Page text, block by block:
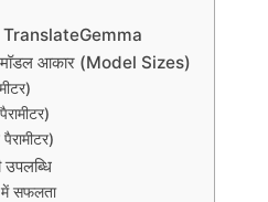
TranslateGemma
आकार (Model Sizes)
उपलब्धि
सफलता